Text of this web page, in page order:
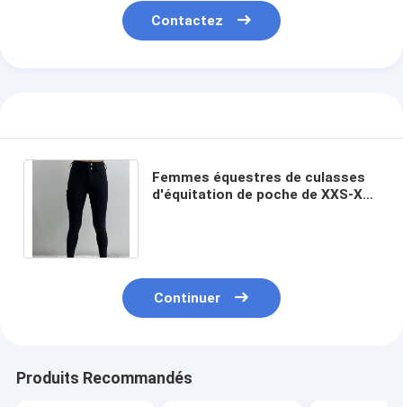
Contactez
Femmes équestres de culasses
d'équitation de poche de XXS-XL
Continuer
Produits Recommandés